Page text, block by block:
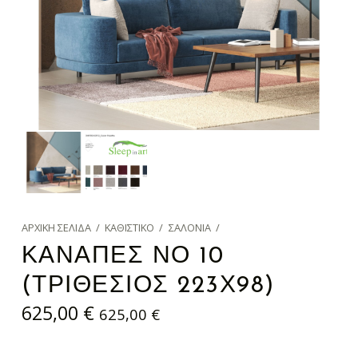
ΑΡΧΙΚΉ ΣΕΛΊΔΑ / ΚΑΘΙΣΤΙΚΌ / ΣΑΛΌΝΙΑ /
ΚΑΝΑΠΈΣ ΝΟ 10
(ΤΡΙΘΈΣΙΟΣ 223Χ98)
625,00 € 625,00 €